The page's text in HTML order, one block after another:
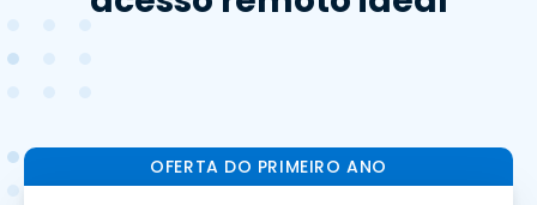
OFERTA DO PRIMEIRO ANO